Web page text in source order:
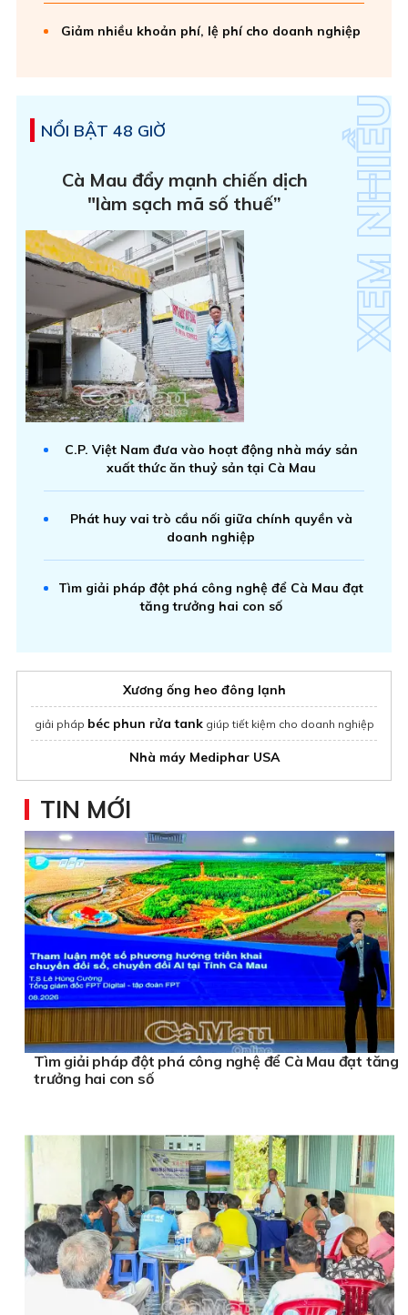
Giảm nhiều khoản phí, lệ phí cho doanh nghiệp
NỔI BẬT 48 GIỜ
Cà Mau đẩy mạnh chiến dịch
"làm sạch mã số thuế”
C.P. Việt Nam đưa vào hoạt động nhà máy sản
xuất thức ăn thuỷ sản tại Cà Mau
Phát huy vai trò cầu nối giữa chính quyền và
doanh nghiệp
Tìm giải pháp đột phá công nghệ để Cà Mau đạt
tăng trưởng hai con số
Xương ống heo đông lạnh
giải pháp béc phun rửa tankgiúp tiết kiệm cho doanh nghiệp
Nhà máy Mediphar USA
TIN MỚI
Tìm giải pháp đột phá công nghệ để Cà Mau đạt tăng
trưởng hai con số